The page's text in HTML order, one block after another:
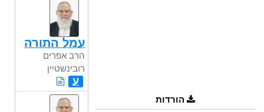
הורדות
עמל התורה
הרב אפרים
רובינשטיין
ע